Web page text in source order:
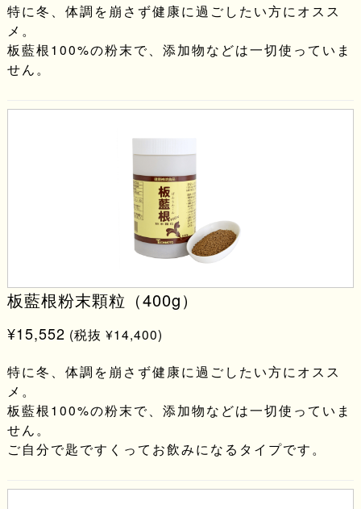
特に冬、体調を崩さず健康に過ごしたい方にオスス
メ。
板藍根100%の粉末で、添加物などは一切使っていま
せん。
板藍根粉末顆粒（400g）
¥15,552 (税抜 ¥14,400)
特に冬、体調を崩さず健康に過ごしたい方にオスス
メ。
板藍根100%の粉末で、添加物などは一切使っていま
せん。
ご自分で匙ですくってお飲みになるタイプです。